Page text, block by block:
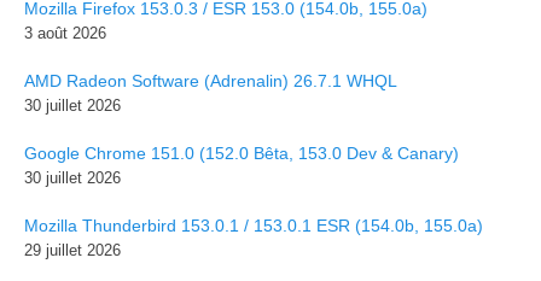
Mozilla Firefox 153.0.3 / ESR 153.0 (154.0b, 155.0a)
3 août 2026
AMD Radeon Software (Adrenalin) 26.7.1 WHQL
30 juillet 2026
Google Chrome 151.0 (152.0 Bêta, 153.0 Dev & Canary)
30 juillet 2026
Mozilla Thunderbird 153.0.1 / 153.0.1 ESR (154.0b, 155.0a)
29 juillet 2026